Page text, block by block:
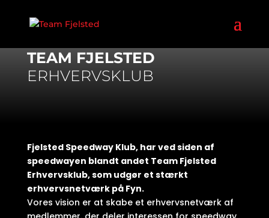
TEAM FJELSTED
ERHVERVSKLUB
Fjelsted Speedway Klub, har ved siden af
speedwayen blandt andet Team Fjelsted
Erhvervsklub, som udgør et stærkt
erhvervsnetværk på Fyn.
Vores vision er at skabe et erhvervsnetværk af